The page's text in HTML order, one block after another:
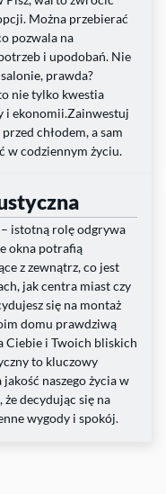
Można przebierać
pozwala na
i upodobań. Nie
prawda?
nie tylko kwestia
i ekonomii.Zainwestuj
chłodem, a sam
w codziennym życiu.
istotną rolę odgrywa
okna potrafią
z zewnątrz, co jest
jak centra miast czy
się na montaż
domu prawdziwą
Ciebie i Twoich bliskich
to kluczowy
naszego życia w
decydując się na
wygody i spokój.